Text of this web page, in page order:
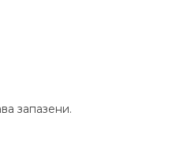
запазени.